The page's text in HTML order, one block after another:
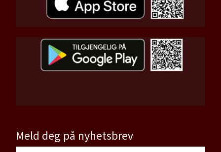
Meld deg på nyhetsbrev